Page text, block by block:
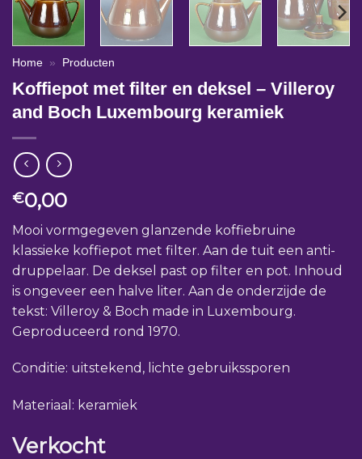
Home » Producten
Koffiepot met filter en deksel – Villeroy
and Boch Luxembourg keramiek
€0,00
Mooi vormgegeven glanzende koffiebruine
klassieke koffiepot met filter. Aan de tuit een anti-
druppelaar. De deksel past op filter en pot. Inhoud
is ongeveer een halve liter. Aan de onderzijde de
tekst: Villeroy & Boch made in Luxembourg.
Geproduceerd rond 1970.
Conditie: uitstekend, lichte gebruikssporen
Materiaal: keramiek
Verkocht